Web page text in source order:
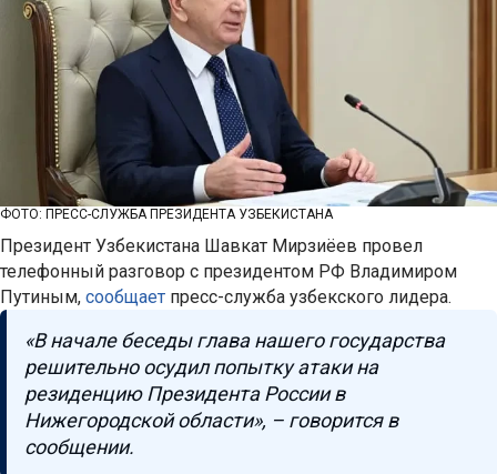
ФОТО: ПРЕСС-СЛУЖБА ПРЕЗИДЕНТА УЗБЕКИСТАНА
Президент Узбекистана Шавкат Мирзиёев провел
телефонный разговор с президентом РФ Владимиром
Путиным, сообщает пресс-служба узбекского лидера.
«В начале беседы глава нашего государства
решительно осудил попытку атаки на
резиденцию Президента России в
Нижегородской области», – говорится в
сообщении.